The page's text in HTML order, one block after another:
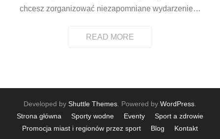
chcesz zorganizować niezapomniane wydarzenie…
READ MORE
Developed by Shuttle Themes . Powered by WordPress
Strona główna
Sporty wodne Eventy
Sport a zdrowie
Promocja miast i regionów przez sport
Blog Kontakt